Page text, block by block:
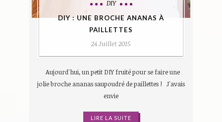
DIY
DIY : UNE BROCHE ANANAS À
PAILLETTES
24 Juillet 2015
Aujourd'hui, un petit DIY fruité pour se faire une
jolie broche ananas saupoudré de paillettes ! J'avais
envie
LIRE LA SUITE